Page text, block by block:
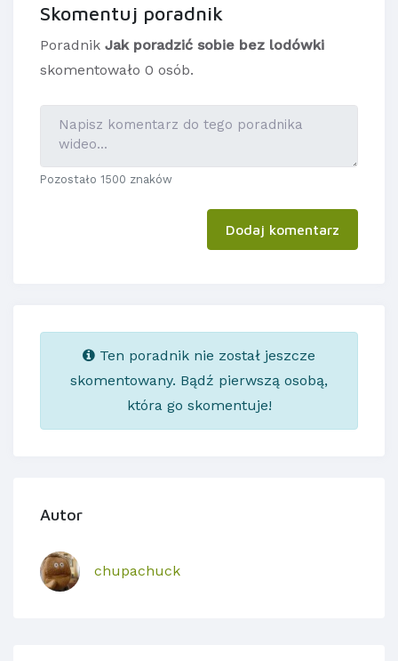
Skomentuj poradnik
Poradnik Jak poradzić sobie bez lodówki
skomentowało 0 osób.
Pozostało 1500 znaków
Dodaj komentarz
Ten poradnik nie został jeszcze
skomentowany. Bądź pierwszą osobą,
która go skomentuje!
Autor
chupachuck